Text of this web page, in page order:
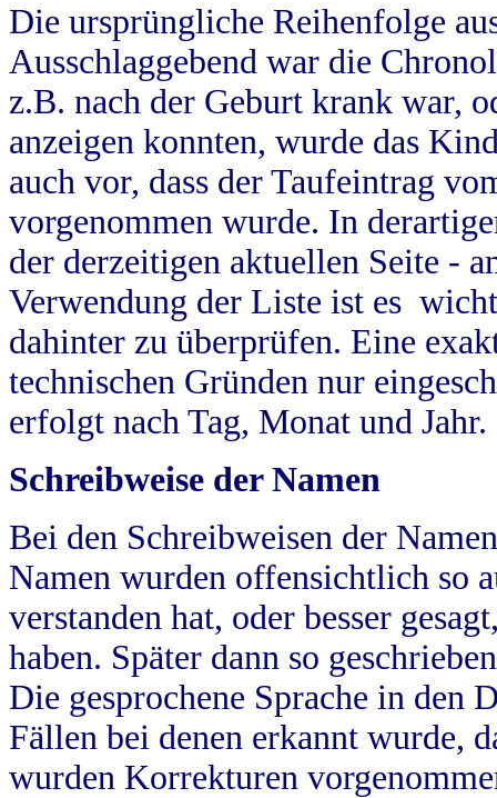
Die ursprüngliche Reihenfolge
Ausschlaggebend war die
z.B. nach der Geburt krank war,
anzeigen konnten, wurde das
auch vor, dass der Taufeintrag
vorgenommen wurde. In
der derzeitigen aktuellen Seite -
Verwendung der Liste ist es
dahinter zu überprüfen. Eine
technischen Gründen nur
erfolgt nach Tag, Monat und Jahr.
Schreibweise der Namen
Bei den Schreibweisen der
Namen wurden offensichtlich so
verstanden hat, oder besser
haben. Später dann so
Die gesprochene Sprache in
Fällen bei denen erkannt wurde,
wurden Korrekturen